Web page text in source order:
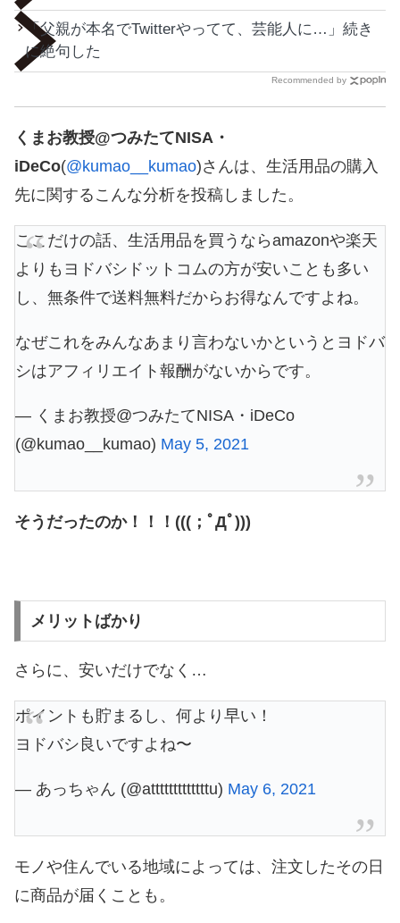
「父親が本名でTwitterやってて、芸能人に…」続き
に絶句した
Recommended by
くまお教授@つみたてNISA・
iDeCo(@kumao__kumao)さんは、生活用品の購入
先に関するこんな分析を投稿しました。
ここだけの話、生活用品を買うならamazonや楽天
よりもヨドバシドットコムの方が安いことも多い
し、無条件で送料無料だからお得なんですよね。
なぜこれをみんなあまり言わないかというとヨドバ
シはアフィリエイト報酬がないからです。
— くまお教授@つみたてNISA・iDeCo
(@kumao__kumao) May 5, 2021
そうだったのか！！！(((；ﾟДﾟ)))
メリットばかり
さらに、安いだけでなく…
ポイントも貯まるし、何より早い！
ヨドバシ良いですよね〜
— あっちゃん (@atttttttttttttu) May 6, 2021
モノや住んでいる地域によっては、注文したその日
に商品が届くことも。